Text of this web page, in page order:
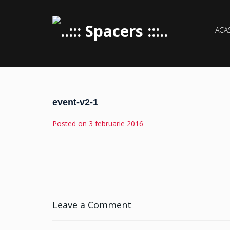
event-v2-1
Posted on 3 februarie 2016
Leave a Comment